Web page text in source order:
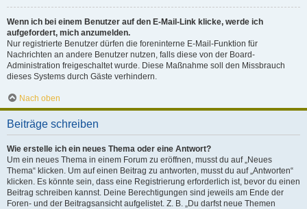
Wenn ich bei einem Benutzer auf den E-Mail-Link klicke, werde ich
aufgefordert, mich anzumelden.
Nur registrierte Benutzer dürfen die foreninterne E-Mail-Funktion für
Nachrichten an andere Benutzer nutzen, falls diese von der Board-
Administration freigeschaltet wurde. Diese Maßnahme soll den Missbrauch
dieses Systems durch Gäste verhindern.
Nach oben
Beiträge schreiben
Wie erstelle ich ein neues Thema oder eine Antwort?
Um ein neues Thema in einem Forum zu eröffnen, musst du auf „Neues
Thema“ klicken. Um auf einen Beitrag zu antworten, musst du auf „Antworten“
klicken. Es könnte sein, dass eine Registrierung erforderlich ist, bevor du einen
Beitrag schreiben kannst. Deine Berechtigungen sind jeweils am Ende der
Foren- und der Beitragsansicht aufgelistet. Z. B. „Du darfst neue Themen